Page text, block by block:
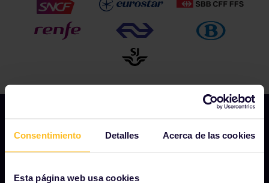
Consentimiento Detalles Acerca de las cookies
Esta página web usa cookies
NUESTRA COMPAÑÍA
Quiénes somos